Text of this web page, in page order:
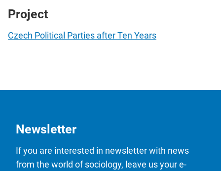
Project
Czech Political Parties after Ten Years
Newsletter
If you are interested in newsletter with news
from the world of sociology, leave us your e-